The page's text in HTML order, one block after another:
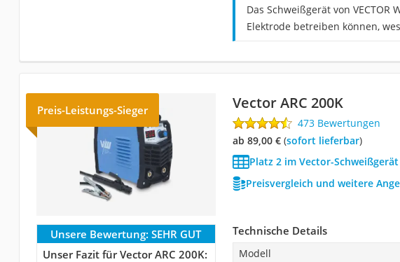
Das Schweißgerät von
Elektrode betreiben können,
Preis-Leistungs-Sieger Vector ARC 200K
473 Bewertungen
ab 89,00 €( Sofort lieferbar)
Platz 2 im Vector-
Preisvergleich und weitere
Unsere Bewertung: SEHR GUT
Unser Fazit für Vector ARC 200K:
Technische Details
Modell